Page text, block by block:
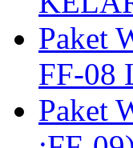
Paket
FF-08
Paket